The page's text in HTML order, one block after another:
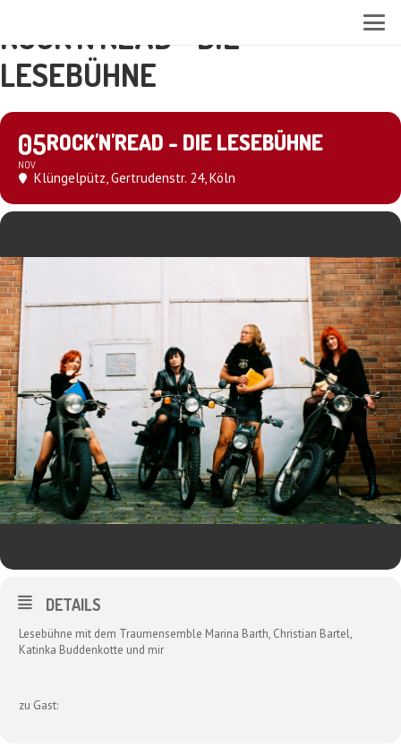
ROCK'N'READ - DIE
LESEBÜHNE
05
NOV
ROCK'N'READ - DIE LESEBÜHNE
Klüngelpütz, Gertrudenstr. 24, Köln
DETAILS
Lesebühne mit dem Traumensemble Marina Barth, Christian Bartel,
Katinka Buddenkotte und mir
zu Gast: